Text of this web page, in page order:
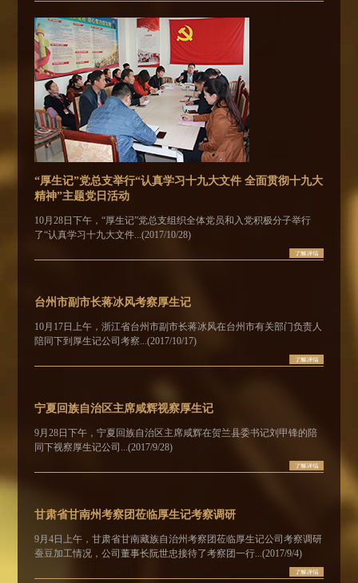
“厚生记”党总支举行“认真学习十九大文件 全面贯彻十九大
精神”主题党日活动
10月28日下午，“厚生记”党总支组织全体党员和入党积极分子举行
了“认真学习十九大文件...(2017/10/28)
台州市副市长蒋冰风考察厚生记
10月17日上午，浙江省台州市副市长蒋冰风在台州市有关部门负责人
陪同下到厚生记公司考察...(2017/10/17)
宁夏回族自治区主席咸辉视察厚生记
9月28日下午，宁夏回族自治区主席咸辉在贺兰县委书记刘甲锋的陪
同下视察厚生记公司...(2017/9/28)
甘肃省甘南州考察团莅临厚生记考察调研
9月4日上午，甘肃省甘南藏族自治州考察团莅临厚生记公司考察调研
蚕豆加工情况，公司董事长阮世忠接待了考察团一行...(2017/9/4)